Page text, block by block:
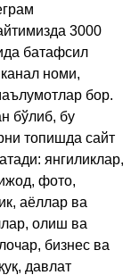
3000
батафсил
номи,
бор.
бўлиб, бу
топишда сайт
янгиликлар,
фото,
аёллар ва
олиш ва
бизнес ва
давлат